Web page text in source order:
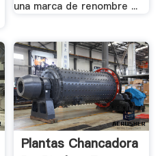
una marca de renombre ...
Plantas Chancadora